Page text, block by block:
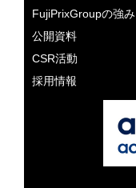
FujiPrixGroupの強み
公開資料
CSR活動
採用情報